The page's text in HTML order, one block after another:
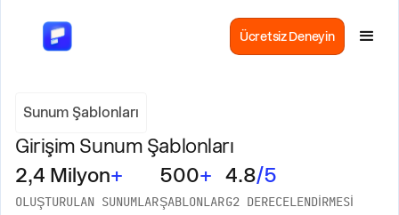
Ücretsiz Deneyin
Sunum Şablonları
Girişim Sunum Şablonları
2,4 Milyon+
OLUŞTURULAN SUNUMLAR
500+
ŞABLONLAR
4.8/5
G2 DERECELENDIRMESI